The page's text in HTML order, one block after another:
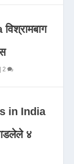
| 2
in India
४